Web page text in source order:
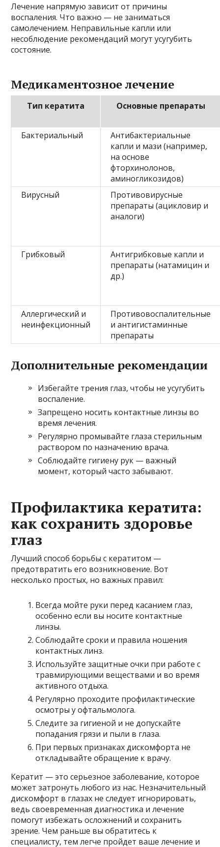
Лечение напрямую зависит от причины
воспаления. Что важно — не заниматься
самолечением. Неправильные капли или
несоблюдение рекомендаций могут усугубить
состояние.
Медикаментозное лечение
Тип кератита Основные препараты
Бактериальный
Антибактериальные
капли и мази (например,
на основе
фторхинолонов,
аминогликозидов)
Вирусный
Противовирусные
препараты (ацикловир и
аналоги)
Грибковый
Антигрибковые капли и
препараты (натамицин и
др.)
Аллергический и
неинфекционный
Противовоспалительные
и антигистаминные
препараты
Дополнительные рекомендации
Избегайте трения глаз, чтобы не усугубить
воспаление.
Запрещено носить контактные линзы во
время лечения.
Регулярно промывайте глаза стерильным
раствором по назначению врача.
Соблюдайте гигиену рук — важный
момент, который часто забывают.
Профилактика кератита:
как сохранить здоровье
глаз
Лучший способ борьбы с кератитом —
предотвратить его возникновение. Вот
несколько простых, но важных правил:
Всегда мойте руки перед касанием глаз,
особенно если вы носите контактные
линзы.
Соблюдайте сроки и правила ношения
контактных линз.
Используйте защитные очки при работе с
травмирующими веществами и во время
активного отдыха.
Регулярно проходите профилактические
осмотры у офтальмолога.
Следите за гигиеной и не допускайте
попадания грязи и пыли в глаза.
При первых признаках дискомфорта не
откладывайте обращение к врачу.
Кератит — это серьезное заболевание, которое
может затронуть любого из нас. Незначительный
дискомфорт в глазах не следует игнорировать,
ведь своевременная диагностика и лечение
помогут избежать осложнений и сохранить
зрение. Чем раньше вы обратитесь к
специалисту, тем легче пройдет ваше лечение и